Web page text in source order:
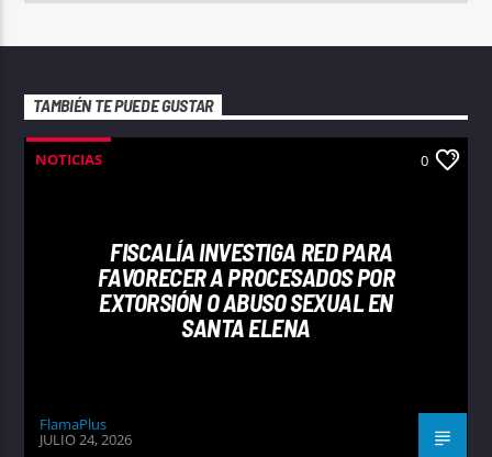
TAMBIÉN TE PUEDE GUSTAR
NOTICIAS 0
FISCALÍA INVESTIGA RED PARA
FAVORECER A PROCESADOS POR
EXTORSIÓN O ABUSO SEXUAL EN
SANTA ELENA
FlamaPlus
JULIO 24, 2026